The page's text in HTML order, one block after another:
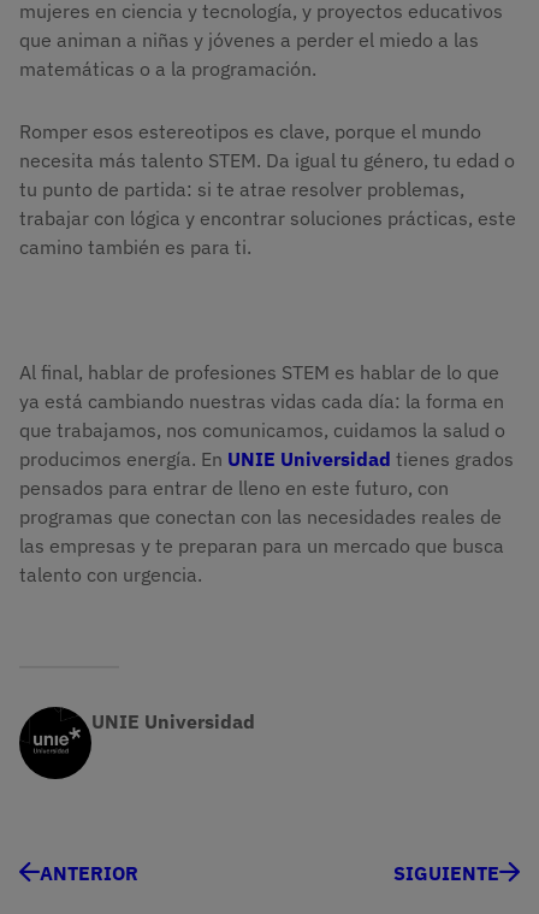
mujeres en ciencia y tecnología, y proyectos educativos
que animan a niñas y jóvenes a perder el miedo a las
matemáticas o a la programación.
Romper esos estereotipos es clave, porque el mundo
necesita más talento STEM. Da igual tu género, tu edad o
tu punto de partida: si te atrae resolver problemas,
trabajar con lógica y encontrar soluciones prácticas, este
camino también es para ti.
Al final, hablar de profesiones STEM es hablar de lo que
ya está cambiando nuestras vidas cada día: la forma en
que trabajamos, nos comunicamos, cuidamos la salud o
producimos energía. En UNIE Universidad tienes grados
pensados para entrar de lleno en este futuro, con
programas que conectan con las necesidades reales de
las empresas y te preparan para un mercado que busca
talento con urgencia.
UNIE Universidad
ANTERIOR SIGUIENTE